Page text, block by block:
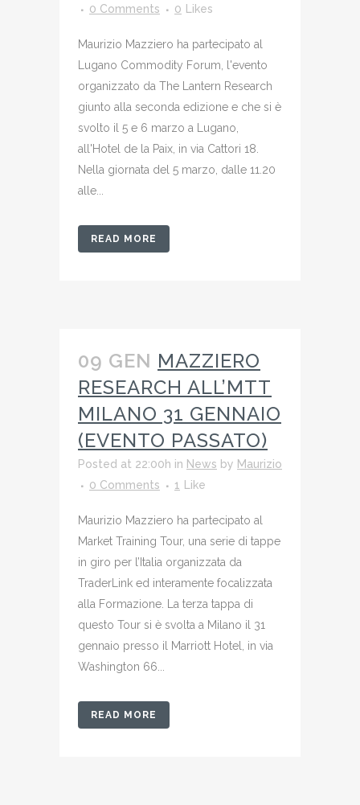
0 Comments
0 Likes
Maurizio Mazziero ha partecipato al
Lugano Commodity Forum, l'evento
organizzato da The Lantern Research
giunto alla seconda edizione e che si è
svolto il 5 e 6 marzo a Lugano,
all'Hotel de la Paix, in via Cattori 18.
Nella giornata del 5 marzo, dalle 11.20
alle...
READ MORE
09 GEN MAZZIERO
RESEARCH ALL’MTT
MILANO 31 GENNAIO
(EVENTO PASSATO)
Posted at 22:00h in News by Maurizio
0 Comments
1 Like
Maurizio Mazziero ha partecipato al
Market Training Tour, una serie di tappe
in giro per l’Italia organizzata da
TraderLink ed interamente focalizzata
alla Formazione. La terza tappa di
questo Tour si è svolta a Milano il 31
gennaio presso il Marriott Hotel, in via
Washington 66...
READ MORE